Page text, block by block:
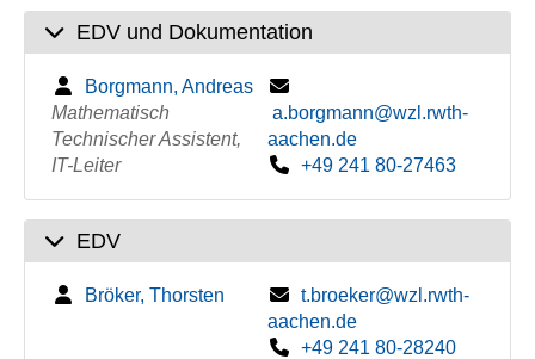
EDV und Dokumentation
Borgmann, Andreas
Mathematisch
Technischer Assistent,
IT-Leiter
a.borgmann@wzl.rwth-
aachen.de
+49 241 80-27463
EDV
Bröker, Thorsten
t.broeker@wzl.rwth-
aachen.de
+49 241 80-28240